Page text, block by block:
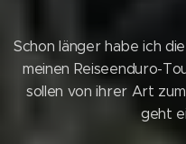
Schon länger habe ich
meinen Reiseenduro-
sollen von ihrer Art
geht